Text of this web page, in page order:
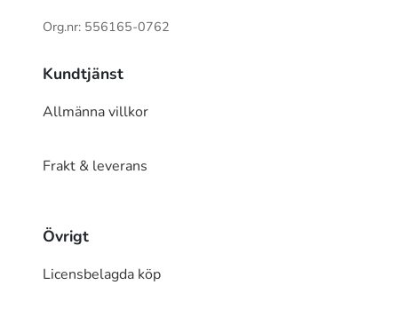
Org.nr: 556165-0762
Kundtjänst
Allmänna villkor
Frakt & leverans
Övrigt
Licensbelagda köp